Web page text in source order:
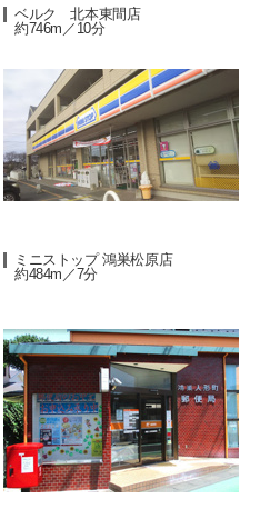
ベルク 北本東間店
約746m／10分
ミニストップ 鴻巣松原店
約484m／7分